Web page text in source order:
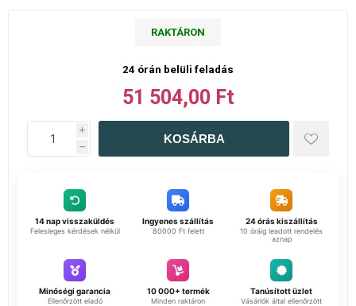
RAKTÁRON
24 órán belüli feladás
51 504,00 Ft
i
h
14 nap visszaküldés
Felesleges kérdések nélkül
Ingyenes szállítás
80000 Ft felett
24 órás kiszállítás
10 óráig leadott rendelés
aznap
Minőségi garancia
Ellenőrzött eladó
10 000+ termék
Minden raktáron
Tanúsított üzlet
Vásárlók által ellenőrzött